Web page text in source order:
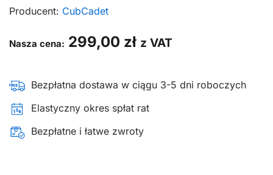
Producent: CubCadet
Nasza cena: 299,00 zł z VAT
Bezpłatna dostawa w ciągu 3-5 dni roboczych
Elastyczny okres spłat rat
Bezpłatne i łatwe zwroty